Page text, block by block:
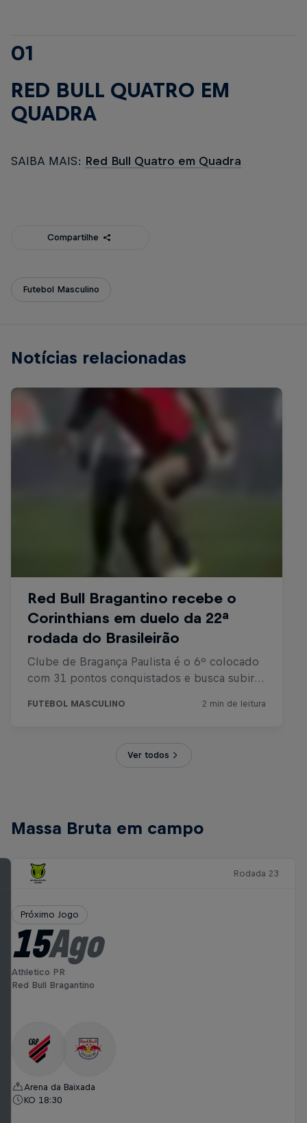
01
RED BULL QUATRO EM
QUADRA
SAIBA MAIS: Red Bull Quatro em Quadra
Compartilhe
Futebol Masculino
Notícias relacionadas
Ver todos
Massa Bruta em campo
Rodada 23
Próximo Jogo
15Ago
Athletico PR
Red Bull Bragantino
Arena da Baixada
KO 18:30